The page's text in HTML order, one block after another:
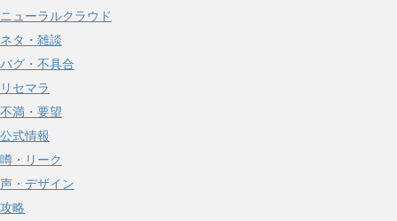
ニューラルクラウド
ネタ・雑談
バグ・不具合
リセマラ
不満・要望
公式情報
噂・リーク
声・デザイン
攻略